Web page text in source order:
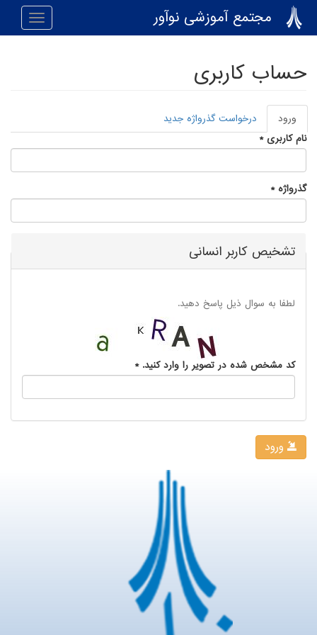
رفتن به محتوای اصلی
مجتمع آموزشی نوآور
Toggle
حساب کاربری
تب‌های اولیه
ورود
فعال)
درخواست گذرواژه جدید
نام کاربری*
گذرواژه*
تشخیص کاربر انسانی
لطفا به سوال ذیل پاسخ دهید.
کد مشخص شده در تصویر را وارد کنید.*